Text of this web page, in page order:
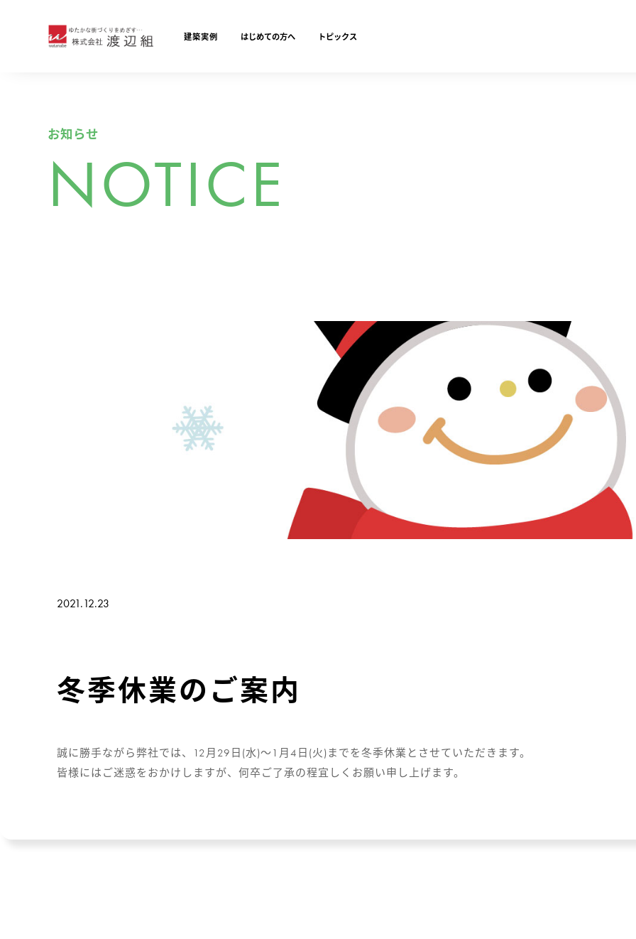
建築実例 はじめての方へ トピックス
お知らせ
NOTICE
2021.12.23
冬季休業のご案内
誠に勝手ながら弊社では、12月29日(水)～1月4日(火)までを冬季休業とさせていただきます。
皆様にはご迷惑をおかけしますが、何卒ご了承の程宜しくお願い申し上げます。